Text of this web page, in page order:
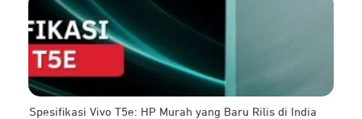
Spesifikasi Vivo T5e: HP Murah yang Baru Rilis di India